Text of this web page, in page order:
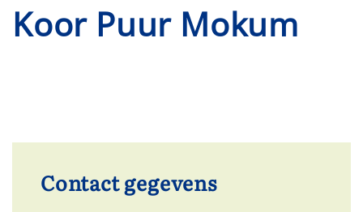
Koor Puur Mokum
Contact gegevens